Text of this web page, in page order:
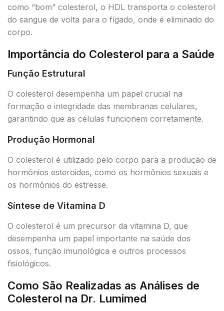
como “bom” colesterol, o HDL transporta o colesterol
do sangue de volta para o fígado, onde é eliminado do
corpo.
Importância do Colesterol para a Saúde
Função Estrutural
O colesterol desempenha um papel crucial na
formação e integridade das membranas celulares,
garantindo que as células funcionem corretamente.
Produção Hormonal
O colesterol é utilizado pelo corpo para a produção de
hormônios esteroides, como os hormônios sexuais e
os hormônios do estresse.
Síntese de Vitamina D
O colesterol é um precursor da vitamina D, que
desempenha um papel importante na saúde dos
ossos, função imunológica e outros processos
fisiológicos.
Como São Realizadas as Análises de
Colesterol na Dr. Lumimed